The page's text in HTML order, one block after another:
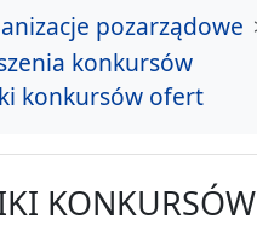
główna pozarządowe
konkursów
konkursów ofert